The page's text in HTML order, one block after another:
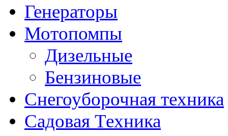
Генераторы
Мотопомпы
Дизельные
Бензиновые
Снегоуборочная техника
Садовая Техника